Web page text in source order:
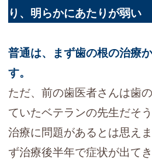
り、明らかにあたりが弱い
普通は、まず歯の根の治療
す。
ただ、前の歯医者さんは歯
ていたベテランの先生だそ
治療に問題があるとは思え
ず治療後半年で症状が出て